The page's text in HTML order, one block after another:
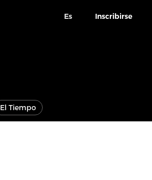
Es Inscribirse
El Tiempo